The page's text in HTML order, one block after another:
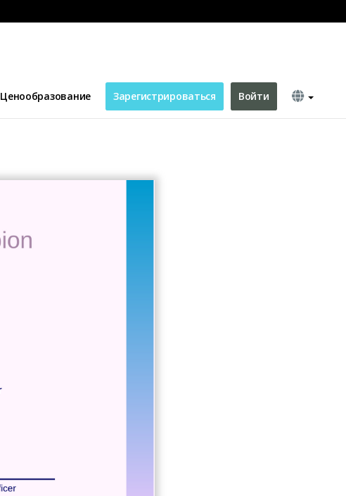
Ценообразование Зарегистрироваться Войти